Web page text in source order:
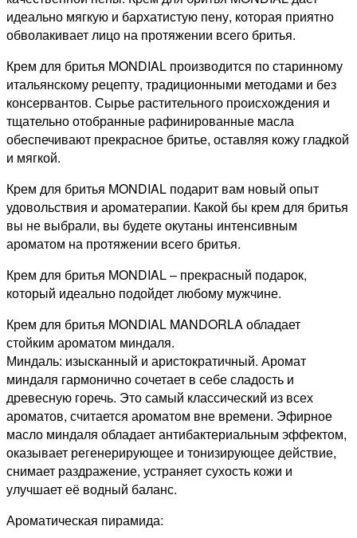
идеально мягкую и бархатистую пену, которая приятно
обволакивает лицо на протяжении всего бритья.
Крем для бритья MONDIAL производится по старинному
итальянскому рецепту, традиционными методами и без
консервантов. Сырье растительного происхождения и
тщательно отобранные рафинированные масла
обеспечивают прекрасное бритье, оставляя кожу гладкой
и мягкой.
Крем для бритья MONDIAL подарит вам новый опыт
удовольствия и ароматерапии. Какой бы крем для бритья
вы не выбрали, вы будете окутаны интенсивным
ароматом на протяжении всего бритья.
Крем для бритья MONDIAL – прекрасный подарок,
который идеально подойдет любому мужчине.
Крем для бритья MONDIAL MANDORLA обладает
стойким ароматом миндаля.
Миндаль: изысканный и аристократичный. Аромат
миндаля гармонично сочетает в себе сладость и
древесную горечь. Это самый классический из всех
ароматов, считается ароматом вне времени. Эфирное
масло миндаля обладает антибактериальным эффектом,
оказывает регенерирующее и тонизирующее действие,
снимает раздражение, устраняет сухость кожи и
улучшает её водный баланс.
Ароматическая пирамида: